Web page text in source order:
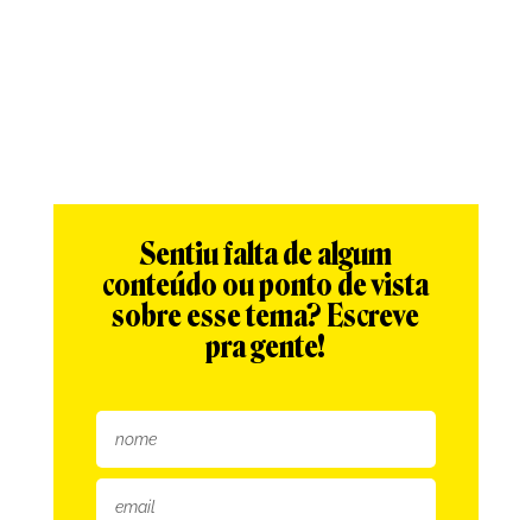
Sentiu falta de algum
conteúdo ou ponto de vista
sobre esse tema? Escreve
pra gente!